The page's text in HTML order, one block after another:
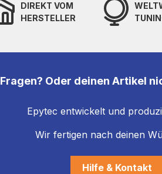
DIREKT VOM
HERSTELLER
Fragen? Oder deinen Artikel
Epytec entwickelt und
Wir fertigen nach deinen
Hilfe & Kontakt